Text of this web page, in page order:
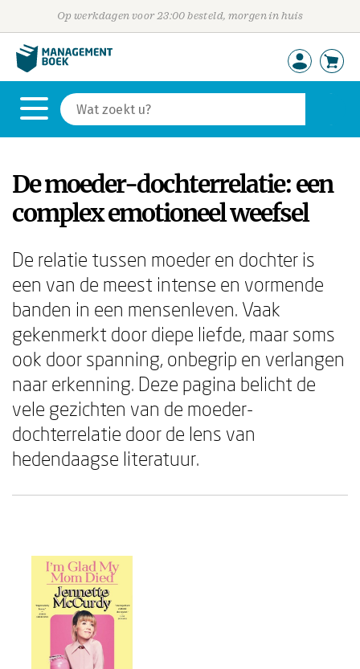
Op werkdagen voor 23:00 besteld, morgen in huis
De moeder-dochterrelatie: een
complex emotioneel weefsel
De relatie tussen moeder en dochter is
een van de meest intense en vormende
banden in een mensenleven. Vaak
gekenmerkt door diepe liefde, maar soms
ook door spanning, onbegrip en verlangen
naar erkenning. Deze pagina belicht de
vele gezichten van de moeder-
dochterrelatie door de lens van
hedendaagse literatuur.